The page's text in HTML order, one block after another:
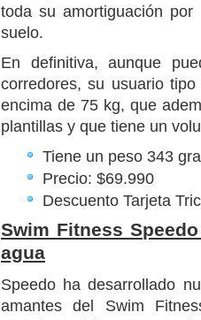
toda su amortiguación
suelo.
En definitiva, aunque
corredores, su usuario
encima de 75 kg, que
plantillas y que tiene un
Tiene un peso 343
Precio: $69.990
Descuento Tarjeta
Swim Fitness
agua
Speedo ha desarrollado
amantes del Swim